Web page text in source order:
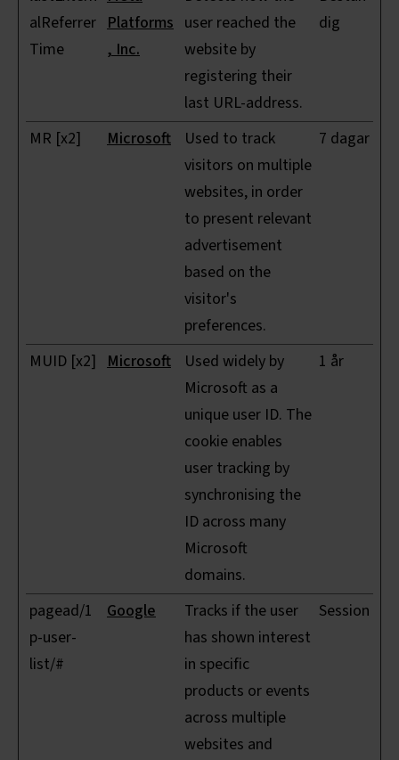
alReferrer
Time
Platforms
, Inc.
user reached the
website by
registering their
last URL-address.
dig
MR [x2] Microsoft
Used to track
visitors on multiple
websites, in order
to present relevant
advertisement
based on the
visitor's
preferences.
7 dagar
MUID [x2] Microsoft
Used widely by
Microsoft as a
unique user ID. The
cookie enables
user tracking by
synchronising the
ID across many
Microsoft
domains.
1 år
pagead/1
p-user-
list/#
Google
Tracks if the user
has shown interest
in specific
products or events
across multiple
websites and
Session